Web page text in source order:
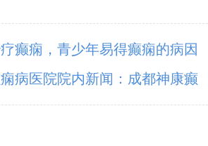
癫痫，青少年易得癫痫的病因
病医院院内新闻：成都神康癫
葵教授参加《第五届CAAE癫
》